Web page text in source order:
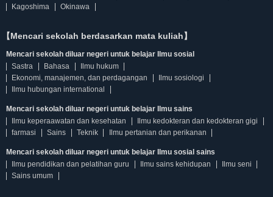
Kagoshima
Okinawa
【Mencari sekolah berdasarkan mata kuliah】
Mencari sekolah diluar negeri untuk belajar Ilmu sosial
Sastra
Bahasa
Ilmu hukum
Ekonomi, manajemen, dan perdagangan
Ilmu sosiologi
Ilmu hubungan international
Mencari sekolah diluar negeri untuk belajar Ilmu sains
Ilmu keperaawatan dan kesehatan
Ilmu kedokteran dan kedokteran gigi
farmasi
Sains Teknik Ilmu pertanian dan perikanan
Mencari sekolah diluar negeri untuk belajar Ilmu sosial sains
Ilmu pendidikan dan pelatihan guru
Ilmu sains kehidupan
Ilmu seni
Sains umum